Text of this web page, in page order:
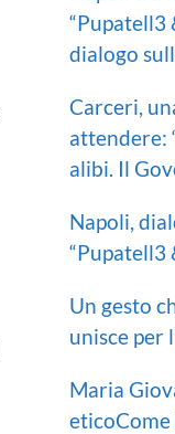
“Pupatell3
dialogo
Carceri,
attendere:
alibi. Il
Napoli,
“Pupatell3
Un gesto
unisce per
Maria
eticoCome